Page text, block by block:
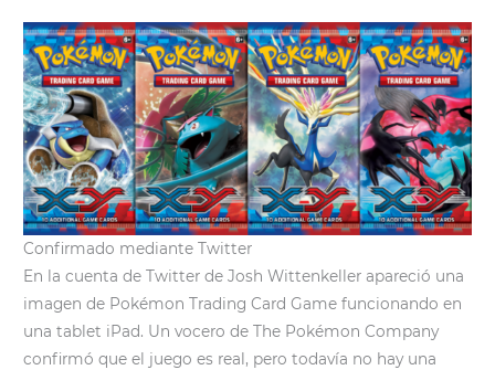
Confirmado mediante Twitter
En la cuenta de Twitter de Josh Wittenkeller apareció una
imagen de Pokémon Trading Card Game funcionando en
una tablet iPad. Un vocero de The Pokémon Company
confirmó que el juego es real, pero todavía no hay una